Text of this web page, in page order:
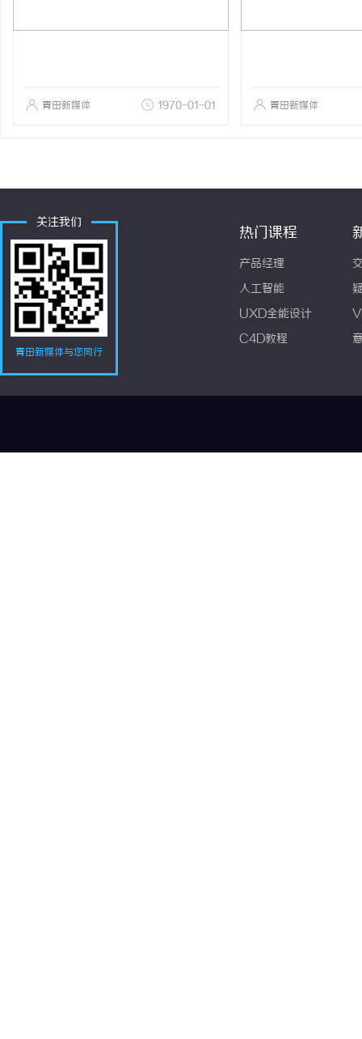
青田新媒体 1970-01-01 青田新媒体
关注我们
青田新媒体与您同行
热门课程
产品经理
人工智能
UXD全能设计
C4D教程